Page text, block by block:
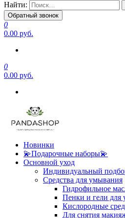
Найти:
Обратный звонок
0
0.00 руб.
0
0.00 руб.
Новинки
💫Подарочные наборы💫
Основной уход
Индивидуальный
Средства для умывания
Гидрофильное
Пенки и гели для
Кислородные
Для снятия